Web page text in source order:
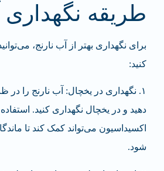
طریقه نگهداری
برای نگهداری بهتر از آب نارنج،
کنید:
۱. نگهداری در یخچال: آب نارنج را در
دهید و در یخچال نگهداری کنید.
اکسیداسیون می‌تواند کمک کند تا
شود.